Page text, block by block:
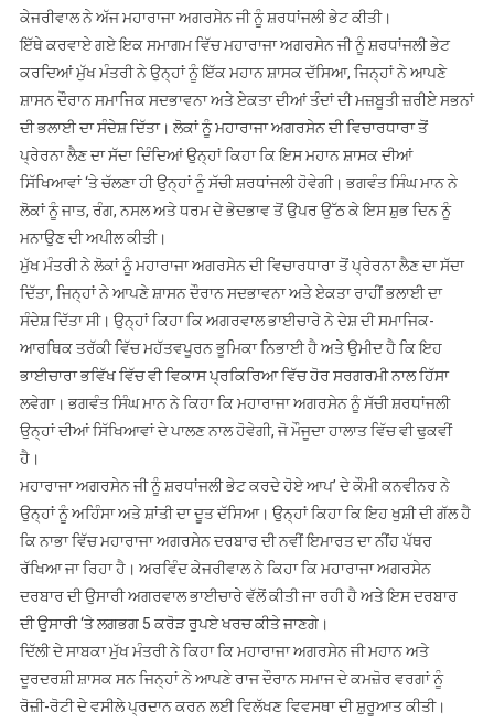
ਅਗਰਸੇਨ
ਨੂੰ
ਸ਼ਰਧਾਂਜਲੀ
ਕੇਜਰੀਵਾਲ ਨੇ ਅੱਜ ਮਹਾਰਾਜਾ ਅਗਰਸੇਨ ਜੀ ਨੂੰ ਸ਼ਰਧਾਂਜਲੀ ਭੇਟ ਕੀਤੀ।
ਇੱਥੇ ਕਰਵਾਏ ਗਏ ਇਕ ਸਮਾਗਮ ਵਿੱਚ ਮਹਾਰਾਜਾ ਅਗਰਸੇਨ ਜੀ ਨੂੰ ਸ਼ਰਧਾਂਜਲੀ ਭੇਟ
ਕਰਦਿਆਂ ਮੁੱਖ ਮੰਤਰੀ ਨੇ ਉਨ੍ਹਾਂ ਨੂੰ ਇੱਕ ਮਹਾਨ ਸ਼ਾਸਕ ਦੱਸਿਆ, ਜਿਨ੍ਹਾਂ ਨੇ ਆਪਣੇ
ਸ਼ਾਸਨ ਦੌਰਾਨ ਸਮਾਜਿਕ ਸਦਭਾਵਨਾ ਅਤੇ ਏਕਤਾ ਦੀਆਂ ਤੰਦਾਂ ਦੀ ਮਜ਼ਬੂਤੀ ਜ਼ਰੀਏ ਸਭਨਾਂ
ਦੀ ਭਲਾਈ ਦਾ ਸੰਦੇਸ਼ ਦਿੱਤਾ। ਲੋਕਾਂ ਨੂੰ ਮਹਾਰਾਜਾ ਅਗਰਸੇਨ ਦੀ ਵਿਚਾਰਧਾਰਾ ਤੋਂ
ਪ੍ਰੇਰਨਾ ਲੈਣ ਦਾ ਸੱਦਾ ਦਿੰਦਿਆਂ ਉਨ੍ਹਾਂ ਕਿਹਾ ਕਿ ਇਸ ਮਹਾਨ ਸ਼ਾਸਕ ਦੀਆਂ
ਸਿੱਖਿਆਵਾਂ ‘ਤੇ ਚੱਲਣਾ ਹੀ ਉਨ੍ਹਾਂ ਨੂੰ ਸੱਚੀ ਸ਼ਰਧਾਂਜਲੀ ਹੋਵੇਗੀ। ਭਗਵੰਤ ਸਿੰਘ ਮਾਨ ਨੇ
ਲੋਕਾਂ ਨੂੰ ਜਾਤ, ਰੰਗ, ਨਸਲ ਅਤੇ ਧਰਮ ਦੇ ਭੇਦਭਾਵ ਤੋਂ ਉਪਰ ਉੱਠ ਕੇ ਇਸ ਸ਼ੁਭ ਦਿਨ ਨੂੰ
ਮਨਾਉਣ ਦੀ ਅਪੀਲ ਕੀਤੀ।
ਮੁੱਖ ਮੰਤਰੀ ਨੇ ਲੋਕਾਂ ਨੂੰ ਮਹਾਰਾਜਾ ਅਗਰਸੇਨ ਦੀ ਵਿਚਾਰਧਾਰਾ ਤੋਂ ਪ੍ਰੇਰਨਾ ਲੈਣ ਦਾ ਸੱਦਾ
ਦਿੱਤਾ, ਜਿਨ੍ਹਾਂ ਨੇ ਆਪਣੇ ਸ਼ਾਸਨ ਦੌਰਾਨ ਸਦਭਾਵਨਾ ਅਤੇ ਏਕਤਾ ਰਾਹੀਂ ਭਲਾਈ ਦਾ
ਸੰਦੇਸ਼ ਦਿੱਤਾ ਸੀ। ਉਨ੍ਹਾਂ ਕਿਹਾ ਕਿ ਅਗਰਵਾਲ ਭਾਈਚਾਰੇ ਨੇ ਦੇਸ਼ ਦੀ ਸਮਾਜਿਕ-
ਆਰਥਿਕ ਤਰੱਕੀ ਵਿੱਚ ਮਹੱਤਵਪੂਰਨ ਭੂਮਿਕਾ ਨਿਭਾਈ ਹੈ ਅਤੇ ਉਮੀਦ ਹੈ ਕਿ ਇਹ
ਭਾਈਚਾਰਾ ਭਵਿੱਖ ਵਿੱਚ ਵੀ ਵਿਕਾਸ ਪ੍ਰਕਿਰਿਆ ਵਿੱਚ ਹੋਰ ਸਰਗਰਮੀ ਨਾਲ ਹਿੱਸਾ
ਲਵੇਗਾ। ਭਗਵੰਤ ਸਿੰਘ ਮਾਨ ਨੇ ਕਿਹਾ ਕਿ ਮਹਾਰਾਜਾ ਅਗਰਸੇਨ ਨੂੰ ਸੱਚੀ ਸ਼ਰਧਾਂਜਲੀ
ਉਨ੍ਹਾਂ ਦੀਆਂ ਸਿੱਖਿਆਵਾਂ ਦੇ ਪਾਲਣ ਨਾਲ ਹੋਵੇਗੀ, ਜੋ ਮੌਜੂਦਾ ਹਾਲਾਤ ਵਿੱਚ ਵੀ ਢੁਕਵੀਂ
ਹੈ।
ਮਹਾਰਾਜਾ ਅਗਰਸੇਨ ਜੀ ਨੂੰ ਸ਼ਰਧਾਂਜਲੀ ਭੇਟ ਕਰਦੇ ਹੋਏ ਆਪ’ ਦੇ ਕੌਮੀ ਕਨਵੀਨਰ ਨੇ
ਉਨ੍ਹਾਂ ਨੂੰ ਅਹਿੰਸਾ ਅਤੇ ਸ਼ਾਂਤੀ ਦਾ ਦੂਤ ਦੱਸਿਆ। ਉਨ੍ਹਾਂ ਕਿਹਾ ਕਿ ਇਹ ਖੁਸ਼ੀ ਦੀ ਗੱਲ ਹੈ
ਕਿ ਨਾਭਾ ਵਿੱਚ ਮਹਾਰਾਜਾ ਅਗਰਸੇਨ ਦਰਬਾਰ ਦੀ ਨਵੀਂ ਇਮਾਰਤ ਦਾ ਨੀਂਹ ਪੱਥਰ
ਰੱਖਿਆ ਜਾ ਰਿਹਾ ਹੈ। ਅਰਵਿੰਦ ਕੇਜਰੀਵਾਲ ਨੇ ਕਿਹਾ ਕਿ ਮਹਾਰਾਜਾ ਅਗਰਸੇਨ
ਦਰਬਾਰ ਦੀ ਉਸਾਰੀ ਅਗਰਵਾਲ ਭਾਈਚਾਰੇ ਵੱਲੋਂ ਕੀਤੀ ਜਾ ਰਹੀ ਹੈ ਅਤੇ ਇਸ ਦਰਬਾਰ
ਦੀ ਉਸਾਰੀ ‘ਤੇ ਲਗਭਗ 5 ਕਰੋੜ ਰੁਪਏ ਖਰਚ ਕੀਤੇ ਜਾਣਗੇ।
ਦਿੱਲੀ ਦੇ ਸਾਬਕਾ ਮੁੱਖ ਮੰਤਰੀ ਨੇ ਕਿਹਾ ਕਿ ਮਹਾਰਾਜਾ ਅਗਰਸੇਨ ਜੀ ਮਹਾਨ ਅਤੇ
ਦੂਰਦਰਸ਼ੀ ਸ਼ਾਸਕ ਸਨ ਜਿਨ੍ਹਾਂ ਨੇ ਆਪਣੇ ਰਾਜ ਦੌਰਾਨ ਸਮਾਜ ਦੇ ਕਮਜ਼ੋਰ ਵਰਗਾਂ ਨੂੰ
ਰੋਜ਼ੀ-ਰੋਟੀ ਦੇ ਵਸੀਲੇ ਪ੍ਰਦਾਨ ਕਰਨ ਲਈ ਵਿਲੱਖਣ ਵਿਵਸਥਾ ਦੀ ਸ਼ੁਰੂਆਤ ਕੀਤੀ।